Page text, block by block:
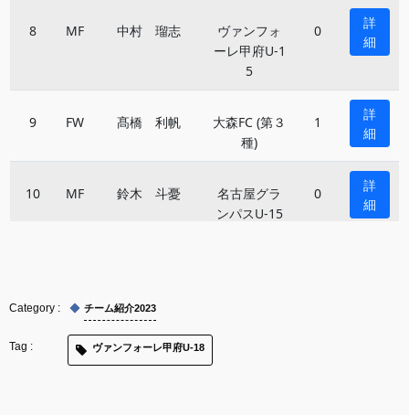
チーム紹介2023
ヴァンフォーレ甲府U-18